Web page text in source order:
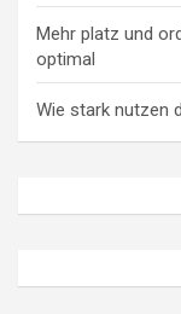
Mehr platz und
optimal
Wie stark nutzen